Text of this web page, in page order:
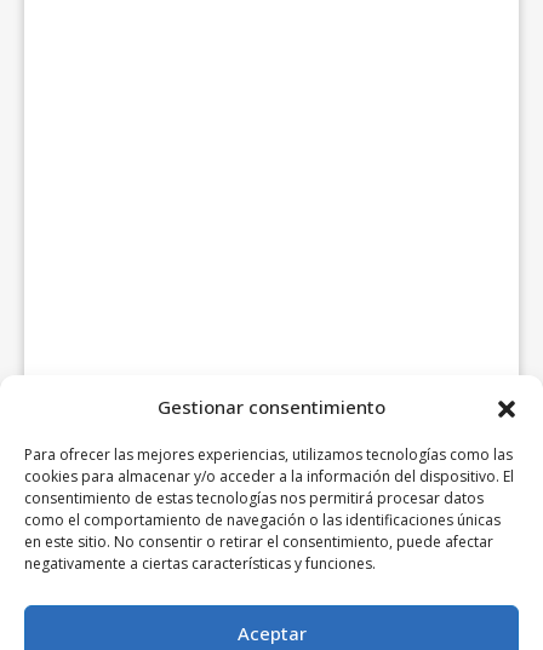
Gestionar consentimiento
Para ofrecer las mejores experiencias, utilizamos tecnologías como las
cookies para almacenar y/o acceder a la información del dispositivo. El
consentimiento de estas tecnologías nos permitirá procesar datos
como el comportamiento de navegación o las identificaciones únicas
en este sitio. No consentir o retirar el consentimiento, puede afectar
negativamente a ciertas características y funciones.
Aceptar